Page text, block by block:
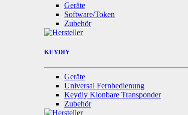
Geräte
Software/Token
Zubehör
KEYDIY
Geräte
Universal Fernbedienung
Keydiy Klonbare Transponder
Zubehör